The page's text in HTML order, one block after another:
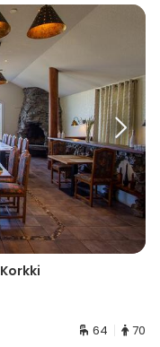
64 70